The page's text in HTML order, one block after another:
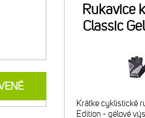
Rukavice
Classic
Krátke cyklistické
Edition - gélové